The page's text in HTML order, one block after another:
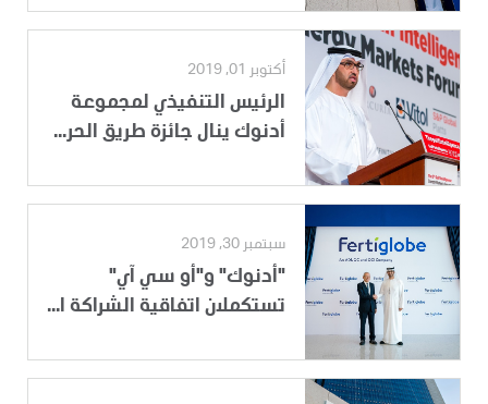
أكتوبر 01, 2019
الرئيس التنفيذي لمجموعة
أدنوك ينال جائزة طريق الحر...
سبتمبر 30, 2019
"أدنوك" و"أو سي آي"
تستكملان اتفاقية الشراكة ا...